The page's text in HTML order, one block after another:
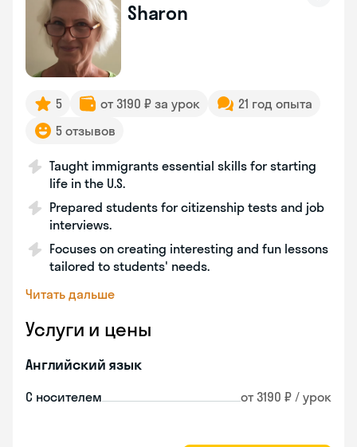
Sharon
5 от 3190 ₽ за урок
21 год опыта
5 отзывов
Taught immigrants essential skills for starting
life in the U.S.
Prepared students for citizenship tests and job
interviews.
Focuses on creating interesting and fun lessons
tailored to students' needs.
Читать дальше
Услуги и цены
Английский язык
С носителем от 3190 ₽ / урок